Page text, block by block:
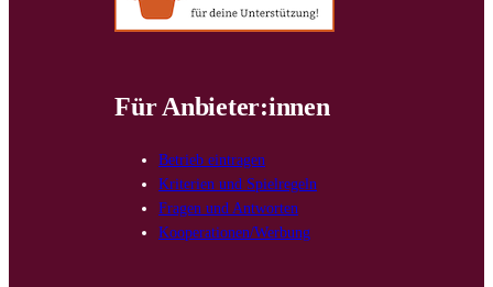
Für Anbieter:innen
Betrieb eintragen
Kriterien und Spielregeln
Fragen und Antworten
Kooperationen/Werbung